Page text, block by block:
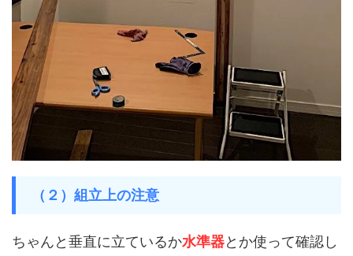
（２）組立上の注意
ちゃんと垂直に立ているか水準器とか使って確認し